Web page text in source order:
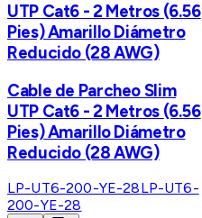
UTP Cat6 - 2 Metros (6.56
Pies) Amarillo Diámetro
Reducido (28 AWG)
Cable de Parcheo Slim
UTP Cat6 - 2 Metros (6.56
Pies) Amarillo Diámetro
Reducido (28 AWG)
LP-UT6-200-YE-28LP-UT6-
200-YE-28